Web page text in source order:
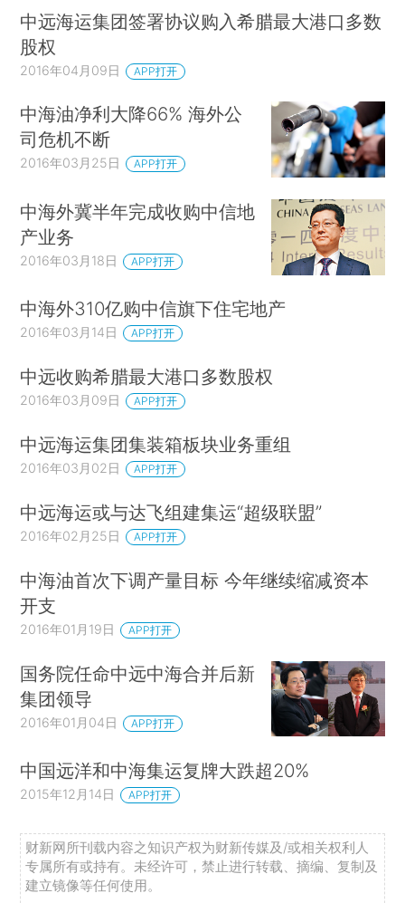
中远海运集团签署协议购入希腊最大港口多数
股权
2016年04月09日 APP打开
中海油净利大降66% 海外公
司危机不断
2016年03月25日 APP打开
中海外冀半年完成收购中信地
产业务
2016年03月18日 APP打开
中海外310亿购中信旗下住宅地产
2016年03月14日 APP打开
中远收购希腊最大港口多数股权
2016年03月09日 APP打开
中远海运集团集装箱板块业务重组
2016年03月02日 APP打开
中远海运或与达飞组建集运“超级联盟”
2016年02月25日 APP打开
中海油首次下调产量目标 今年继续缩减资本
开支
2016年01月19日 APP打开
国务院任命中远中海合并后新
集团领导
2016年01月04日 APP打开
中国远洋和中海集运复牌大跌超20%
2015年12月14日 APP打开
财新网所刊载内容之知识产权为财新传媒及/或相关权利人
专属所有或持有。未经许可，禁止进行转载、摘编、复制及
建立镜像等任何使用。